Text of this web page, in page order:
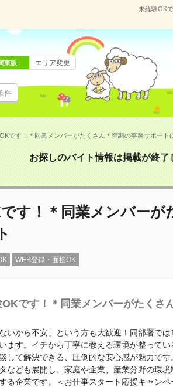
未経験OK
件
東版 エリア変更
です！＊同業メンバーがたくさん＊空調の事務サポート
お探しのバイト情報は掲載が終了
す！＊同業メンバーが
WEB登録・面接OK
OKです！＊同業メンバーがたくさ
いから不安」という方も大歓迎！同部署で
ます。イチから丁寧に教える環境が整って
して解決できる、圧倒的な安心感が魅力で
なども展開し、家庭や企業、産業分野の環
る企業です。＜お仕事スタート応援キャン